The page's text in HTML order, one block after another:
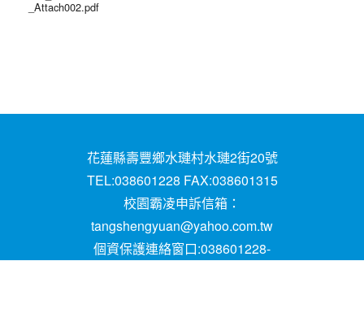
_Attach002.pdf
花蓮縣壽豐鄉水璉村水璉2街20號
TEL:038601228 FAX:038601315
校園霸凌申訴信箱：
tangshengyuan@yahoo.com.tw
個資保護連絡窗口:038601228-